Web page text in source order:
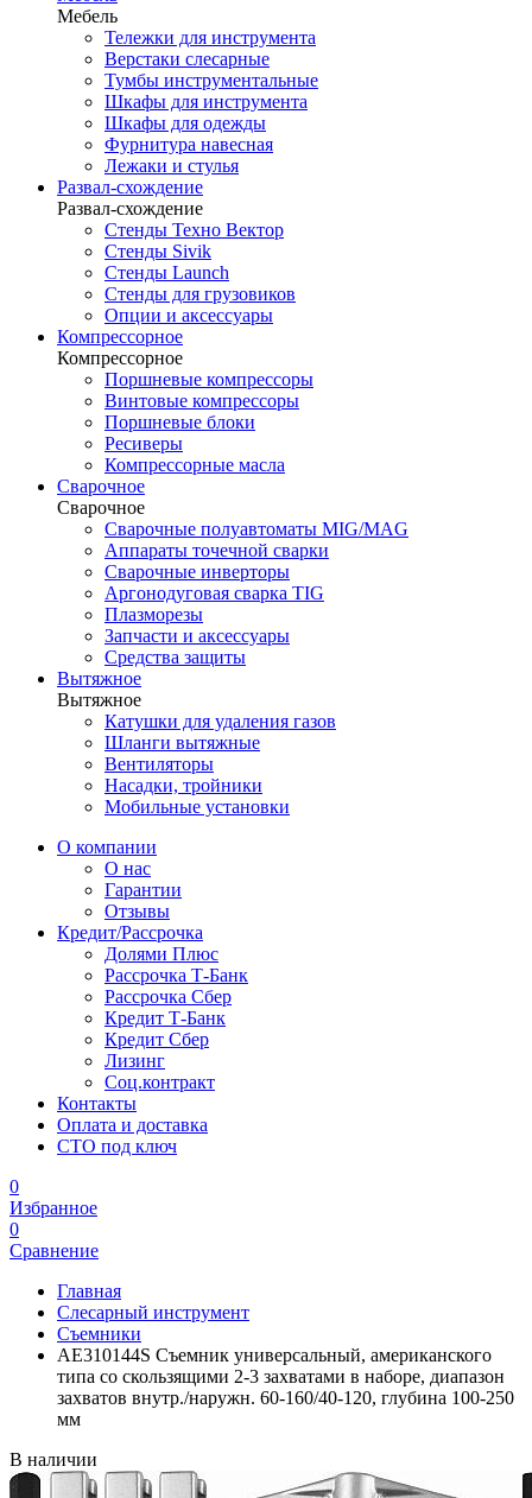
Мебель
Тележки для инструмента
Верстаки слесарные
Тумбы инструментальные
Шкафы для инструмента
Шкафы для одежды
Фурнитура навесная
Лежаки и стулья
Развал-схождение
Развал-схождение
Стенды Техно Вектор
Стенды Sivik
Стенды Launch
Стенды для грузовиков
Опции и аксессуары
Компрессорное
Компрессорное
Поршневые компрессоры
Винтовые компрессоры
Поршневые блоки
Ресиверы
Компрессорные масла
Сварочное
Сварочное
Сварочные полуавтоматы MIG/MAG
Аппараты точечной сварки
Сварочные инверторы
Аргонодуговая сварка TIG
Плазморезы
Запчасти и аксессуары
Средства защиты
Вытяжное
Вытяжное
Катушки для удаления газов
Шланги вытяжные
Вентиляторы
Насадки, тройники
Мобильные установки
О компании
О нас
Гарантии
Отзывы
Кредит/Рассрочка
Долями Плюс
Рассрочка Т-Банк
Рассрочка Сбер
Кредит Т-Банк
Кредит Сбер
Лизинг
Соц.контракт
Контакты
Оплата и доставка
СТО под ключ
0
Избранное
0
Сравнение
Главная
Слесарный инструмент
Съемники
AE310144S Съемник универсальный, американского
типа со скользящими 2-3 захватами в наборе, диапазон
захватов внутр./наружн. 60-160/40-120, глубина 100-250
мм
В наличии